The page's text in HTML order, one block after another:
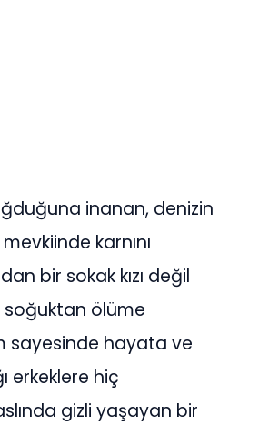
inanan, denizin
karnını
bir sokak kızı değil
soğuktan ölüme
sayesinde hayata ve
erkeklere hiç
gizli yaşayan bir